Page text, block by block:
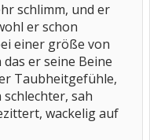
schlimm, und er
er schon
einer größe von
das er seine Beine
Taubheitgefühle,
sah
wackelig auf